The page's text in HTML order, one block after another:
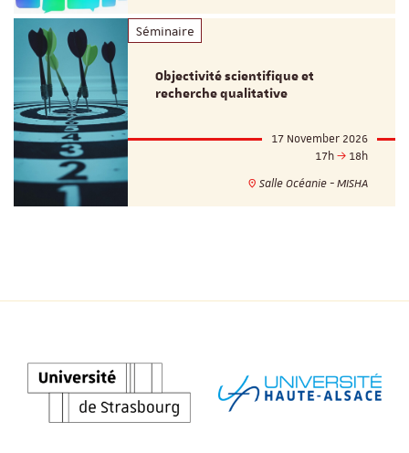
Séminaire
Objectivité scientifique et
recherche qualitative
17 November 2026
17h
18h
Salle Océanie - MISHA